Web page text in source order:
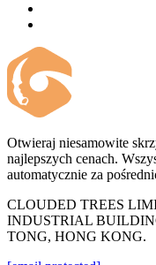
Otwieraj niesamowite
najlepszych cenach.
automatycznie za
CLOUDED TREES
INDUSTRIAL
TONG, HONG KONG.